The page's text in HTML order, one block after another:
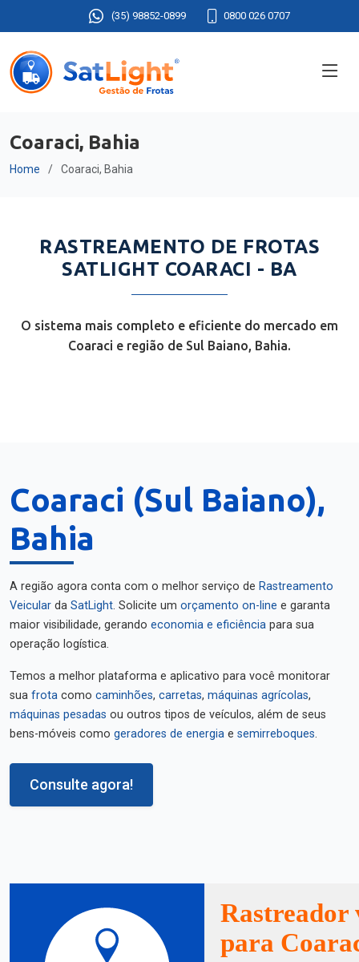
(35) 98852-0899 0800 026 0707
Coaraci, Bahia
Home Coaraci, Bahia
RASTREAMENTO DE FROTAS
SATLIGHT COARACI - BA
O sistema mais completo e eficiente do mercado em
Coaraci e região de Sul Baiano, Bahia.
Coaraci (Sul Baiano),
Bahia
A região agora conta com o melhor serviço de Rastreamento
Veicular da SatLight. Solicite um orçamento on-line e garanta
maior visibilidade, gerando economia e eficiência para sua
operação logística.
Temos a melhor plataforma e aplicativo para você monitorar
sua frota como caminhões, carretas, máquinas agrícolas,
máquinas pesadas ou outros tipos de veículos, além de seus
bens-móveis como geradores de energia e semirreboques.
Consulte agora!
Rastreador
para